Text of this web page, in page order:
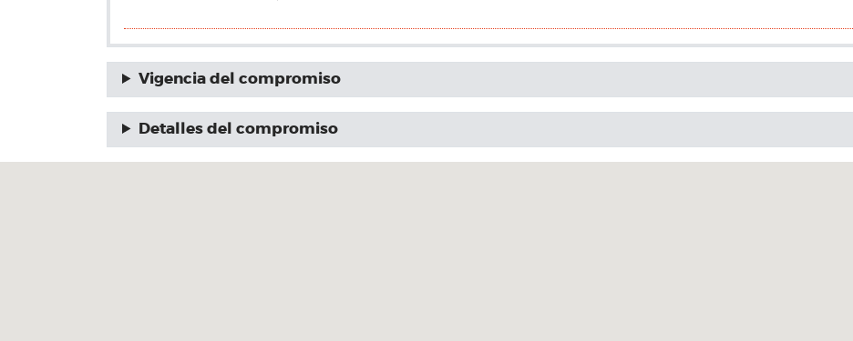
Vigencia del compromiso
Detalles del compromiso